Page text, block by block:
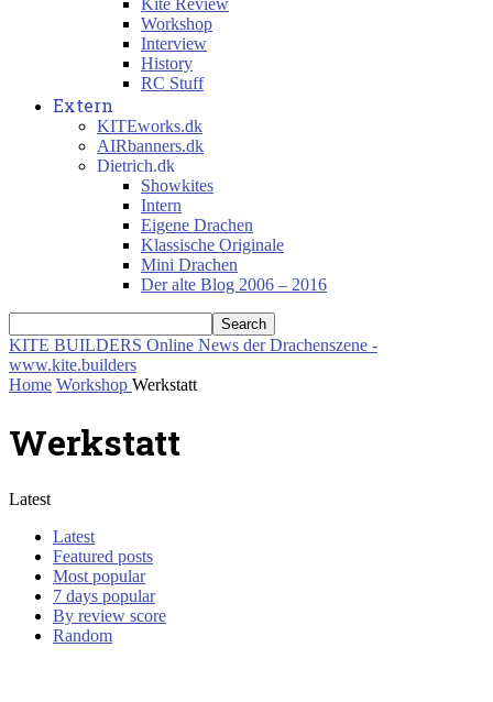
Kite Review
Workshop
Interview
History
RC Stuff
Extern
KITEworks.dk
AIRbanners.dk
Dietrich.dk
Showkites
Intern
Eigene Drachen
Klassische Originale
Mini Drachen
Der alte Blog 2006 – 2016
KITE BUILDERS Online News der Drachenszene -
www.kite.builders
Home Workshop Werkstatt
Werkstatt
Latest
Latest
Featured posts
Most popular
7 days popular
By review score
Random